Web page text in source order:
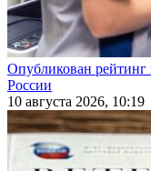
Опубликован
России
10 августа 2026, 10:19